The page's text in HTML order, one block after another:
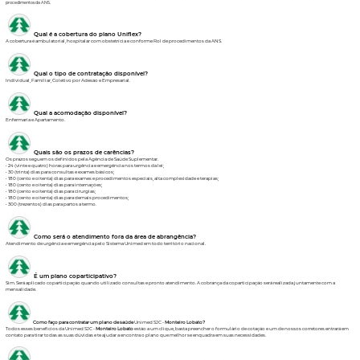
procedimentos da ANS.
Qual é a cobertura do plano Uniflex?
A cobertura é ambulatorial, hospitalar com obstetrícia e conforme Rol de procedimentos da ANS.
Qual o tipo de contratação disponível?
Individual, Familiar, Coletivo por Adesão e Empresarial.
Qual a acomodação disponível?
Enfermaria e Apartamento.
Quais são os prazos de carências?
Os prazos seguem os definidos pela Agência de Saúde Suplementar.
• 24 (vinte e quatro) horas para urgência e emergência nos termos da lei;
• 30 (trinta) dias para consultas e exames básicos;
• 180 (cento e oitenta) dias para exames e procedimentos especiais, alta complexidade e terapias;
• 180 (cento e oitenta) dias para internações;
• 180 (cento e oitenta) dias para cirurgias;
• 180 (cento e oitenta) dias para demais procedimentos;
• 300 (trezentos) dias para partos a termo.
Como será o atendimento fora da área de abrangência?
Atendimento de urgência e emergência pelo Sistema Unimed em todo território nacional.
É um plano coparticipativo?
Sim. Será aplicado coparticipação quando utilizado consultas e pronto atendimento. A cobrança da coparticipação será realizada juntamente com a
mensalidade.
Como faço para contratar um plano de saúdeUnimed SJC - Monteiro Lobato?
Todos esses benefícios da Unimed SJC - Monteiro Lobatoestão a um clique, basta preencher o formulário de cotaçãoe um de nossos corretores entrará em
contato para tirar todas as suas dúvidas e te ajudar a encontra o plano que melhor se enquadra em suas necessidades.